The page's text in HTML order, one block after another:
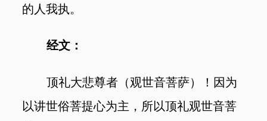
的人我执。
经文：
顶礼大悲尊者（观世音菩萨）！因为
以讲世俗菩提心为主，所以顶礼观世音菩